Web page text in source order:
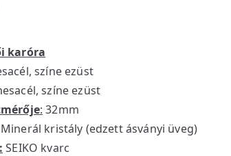
karóra
színe ezüst
színe ezüst
: 32mm
Minerál kristály (edzett ásványi üveg)
SEIKO kvarc